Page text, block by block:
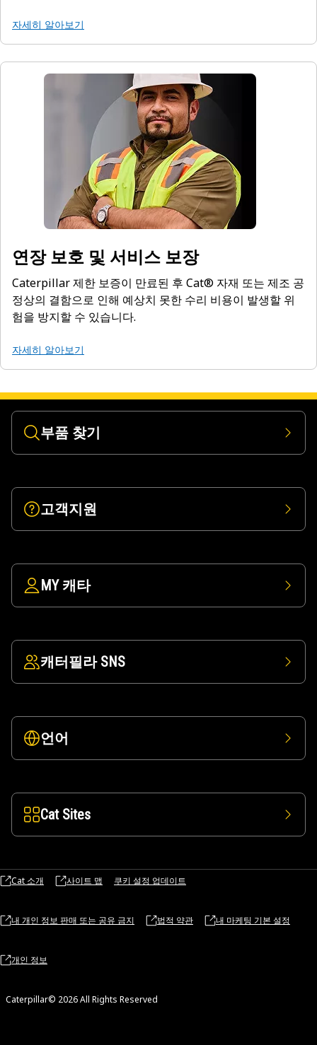
자세히 알아보기
연장 보호 및 서비스 보장
Caterpillar 제한 보증이 만료된 후 Cat® 자재 또는 제조 공
정상의 결함으로 인해 예상치 못한 수리 비용이 발생할 위
험을 방지할 수 있습니다.
자세히 알아보기
부품 찾기
고객지원
MY 캐타
캐터필라 SNS
언어
Cat Sites
Cat 소개 사이트 맵 쿠키 설정 업데이트
내 개인 정보 판매 또는 공유 금지 법적 약관 내 마케팅 기본 설정
개인 정보
Caterpillar© 2026 All Rights Reserved